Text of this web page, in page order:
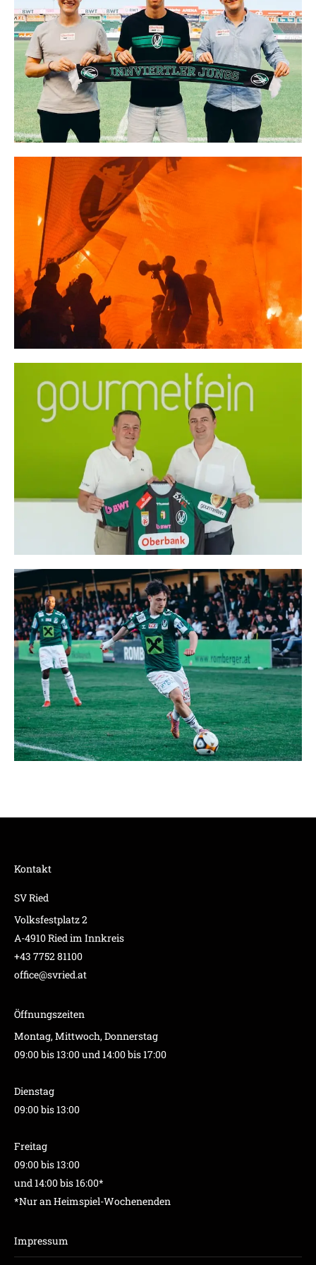
Kontakt
SV Ried
Volksfestplatz 2
A-4910 Ried im Innkreis
+43 7752 81100
office@svried.at
Öffnungszeiten
Montag, Mittwoch, Donnerstag
09:00 bis 13:00 und 14:00 bis 17:00
Dienstag
09:00 bis 13:00
Freitag
09:00 bis 13:00
und 14:00 bis 16:00*
*Nur an Heimspiel-Wochenenden
Impressum